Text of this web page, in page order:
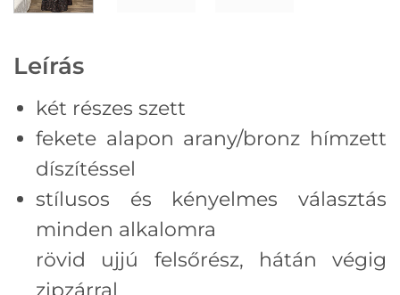
Leírás
két részes szett
fekete alapon arany/bronz hímzett
díszítéssel
stílusos és kényelmes választás
minden alkalomra
rövid ujjú felsőrész, hátán végig
zipzárral